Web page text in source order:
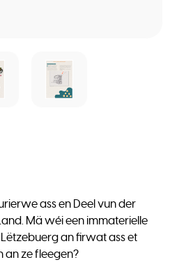
ass en Deel vun der
Mä wéi een immaterielle
an firwat ass et
an ze fleegen?